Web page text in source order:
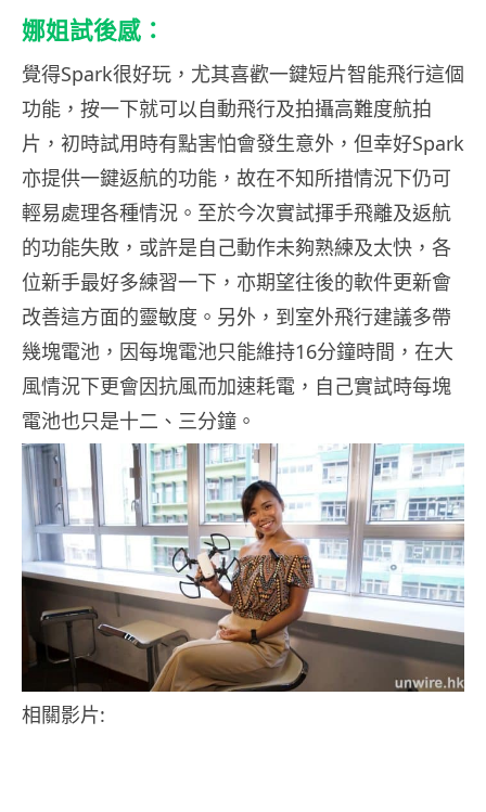
娜姐試後感：
覺得Spark很好玩，尤其喜歡一鍵短片智能飛行這個
功能，按一下就可以自動飛行及拍攝高難度航拍
片，初時試用時有點害怕會發生意外，但幸好Spark
亦提供一鍵返航的功能，故在不知所措情況下仍可
輕易處理各種情況。至於今次實試揮手飛離及返航
的功能失敗，或許是自己動作未夠熟練及太快，各
位新手最好多練習一下，亦期望往後的軟件更新會
改善這方面的靈敏度。另外，到室外飛行建議多帶
幾塊電池，因每塊電池只能維持16分鐘時間，在大
風情況下更會因抗風而加速耗電，自己實試時每塊
電池也只是十二、三分鐘。
相關影片: